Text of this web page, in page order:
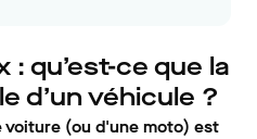
qu’est-ce que la
d’un véhicule ?
voiture (ou d'une moto) est